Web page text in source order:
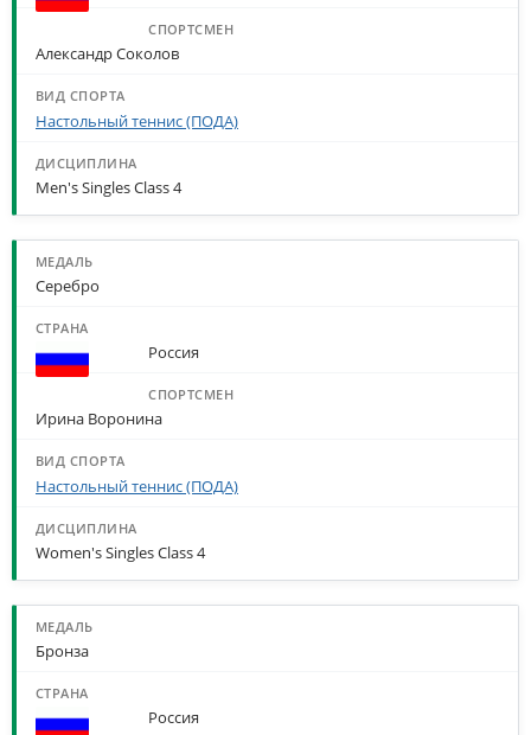
Александр Соколов
Настольный теннис (ПОДА)
Men's Singles Class 4
Серебро
Россия
Ирина Воронина
Настольный теннис (ПОДА)
Women's Singles Class 4
Бронза
Россия